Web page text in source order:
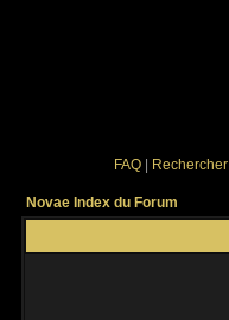
FAQ Rechercher
Novae Index du Forum